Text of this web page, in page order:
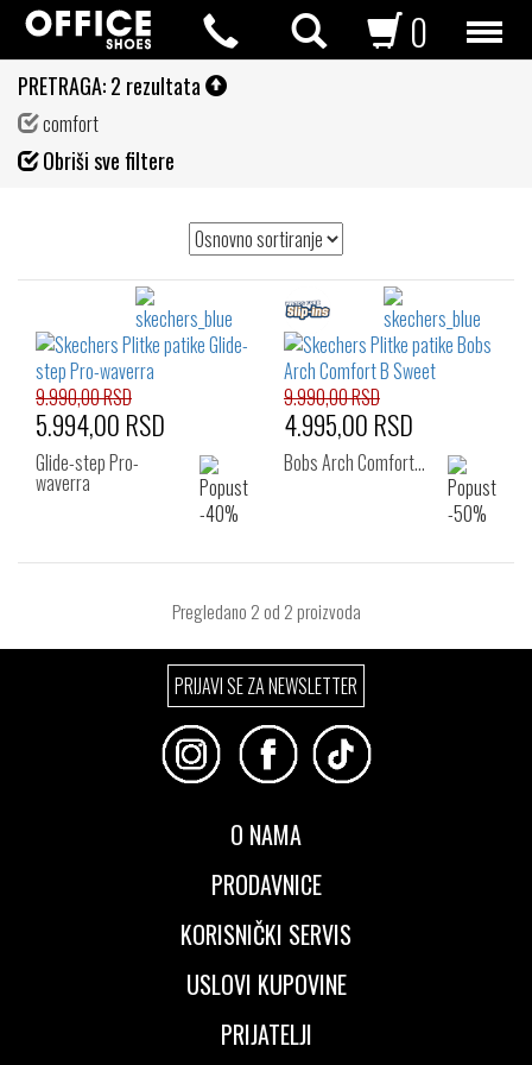
0
PRETRAGA:2 rezultata
comfort
Obriši sve filtere
9.990,00 RSD
5.994,00 RSD
Glide-step Pro-
waverra
9.990,00 RSD
4.995,00 RSD
Bobs Arch Comfort…
Pregledano 2 od 2 proizvoda
PRIJAVI SE ZA NEWSLETTER
O NAMA
PRODAVNICE
KORISNIČKI SERVIS
USLOVI KUPOVINE
PRIJATELJI